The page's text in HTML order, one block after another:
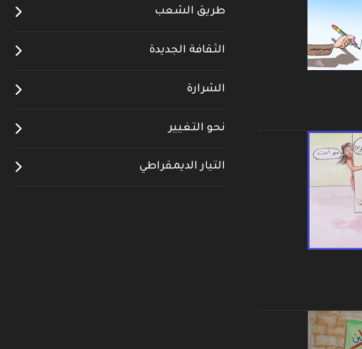
طريق الشعب
الثقافة الجديدة
الشرارة
نحو التغيير
التيار الديمقراطي